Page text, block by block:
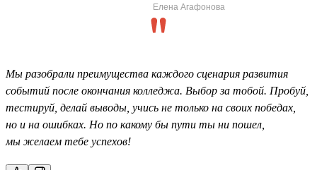
Елена Агафонова
Мы разобрали преимущества каждого сценария развития
событий после окончания колледжа. Выбор за тобой. Пробуй,
тестируй, делай выводы, учись не только на своих победах,
но и на ошибках. Но по какому бы пути ты ни пошел,
мы желаем тебе успехов!